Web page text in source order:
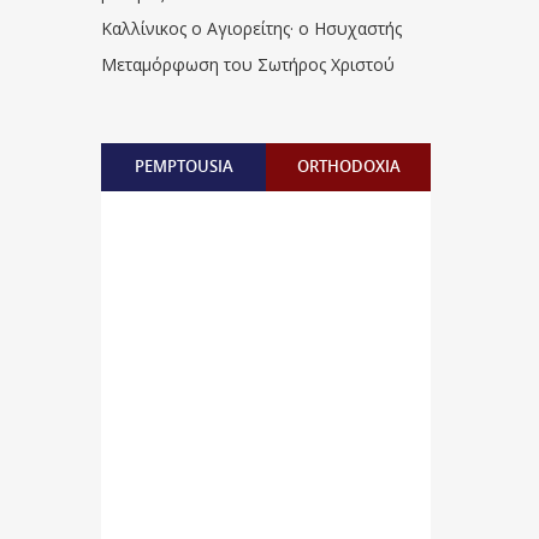
Καλλίνικος ο Αγιορείτης · ο Ησυχαστής
Μεταμόρφωση του Σωτήρος Χριστού
PEMPTOUSIA ORTHODOXIA